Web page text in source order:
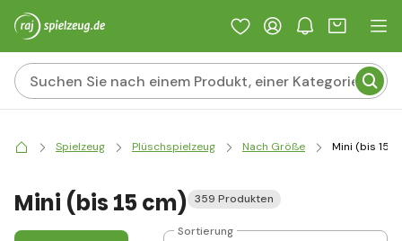
Spielzeug Plüschspielzeug Nach Größe Mini (bis 15
Mini (bis 15 cm) 359 Produkten
Sortierung